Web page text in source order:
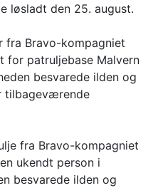
løsladt den 25. august.
fra Bravo-kompagniet
for patruljebase Malvern
besvarede ilden og
tilbageværende
fra Bravo-kompagniet
ukendt person i
besvarede ilden og